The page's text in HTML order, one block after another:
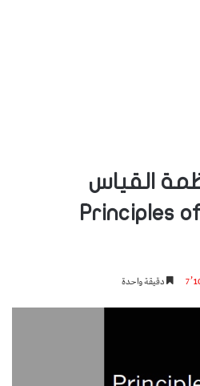
القياس
Principles
دقيقة واحدة